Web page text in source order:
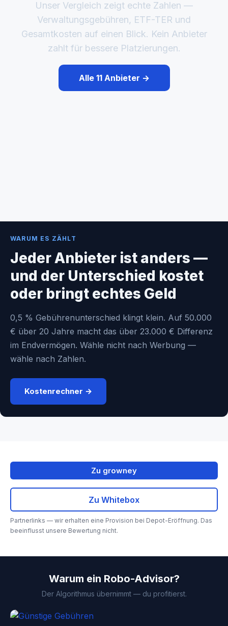
Unser Vergleich zeigt echte Zahlen —
Verwaltungsgebühren, ETF-TER und
Gesamtkosten auf einen Blick. Kein Anbieter
zahlt für bessere Platzierungen.
Alle 11 Anbieter →
WARUM ES ZÄHLT
Jeder Anbieter ist anders —
und der Unterschied kostet
oder bringt echtes Geld
0,5 % Gebührenunterschied klingt klein. Auf 50.000
€ über 20 Jahre macht das über 23.000 € Differenz
im Endvermögen. Wähle nicht nach Werbung —
wähle nach Zahlen.
Kostenrechner →
Zu growney
Zu Whitebox
Partnerlinks — wir erhalten eine Provision bei Depot-Eröffnung. Das
beeinflusst unsere Bewertung nicht.
Warum ein Robo-Advisor?
Der Algorithmus übernimmt — du profitierst.